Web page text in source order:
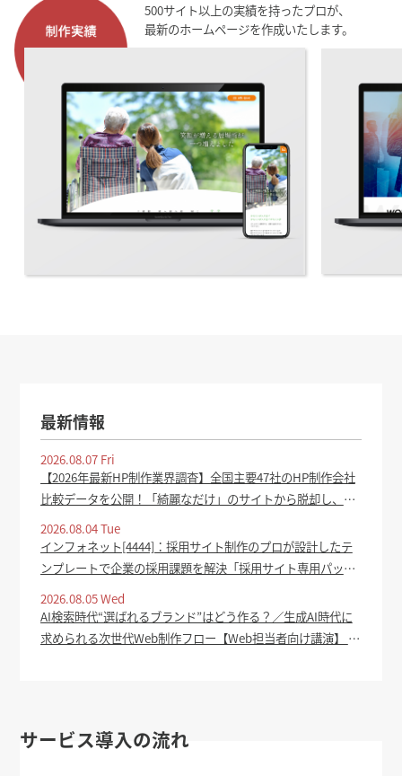
500サイト以上の実績を持ったプロが、
最新のホームページを作成いたします。
最新情報
2026.08.07 Fri
【2026年最新HP制作業界調査】全国主要47社のHP制作会社
比較データを公開！「綺麗なだけ」のサイトから脱却し、集
2026.08.04 Tue
インフォネット[4444]：採用サイト制作のプロが設計したテ
ンプレートで企業の採用課題を解決「採用サイト専用パッケ
ージ」をリリース 2026年8月4日(適時開示) ：日経会社情報
DIGITAL - 日本経済新聞
2026.08.05 Wed
AI検索時代“選ばれるブランド”はどう作る？／生成AI時代に
求められる次世代Web制作フロー【Web担当者向け講演】 -
サービス導入の流れ